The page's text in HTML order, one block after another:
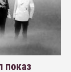
показ